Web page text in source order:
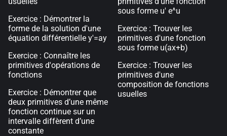
Exercice : Démontrer la
forme de la solution d'une
équation différentielle y'=ay
Exercice : Connaître les
primitives d'opérations de
fonctions
Exercice : Démontrer que
deux primitives d’une même
fonction continue sur un
intervalle diffèrent d’une
constante
sous forme u' e^u
Exercice : Trouver les
primitives d'une fonction
sous forme u(ax+b)
Exercice : Trouver les
primitives d'une
composition de fonctions
usuelles